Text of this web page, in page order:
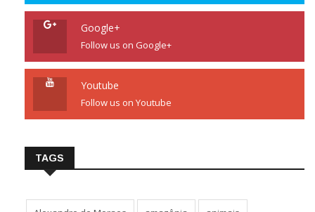
Google+
Follow us on Google+
Youtube
Follow us on Youtube
TAGS